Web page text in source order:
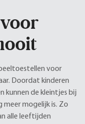
voor
Doordat kinderen
kunnen de kleintjes bij
mogelijk is. Zo
alle leeftijden